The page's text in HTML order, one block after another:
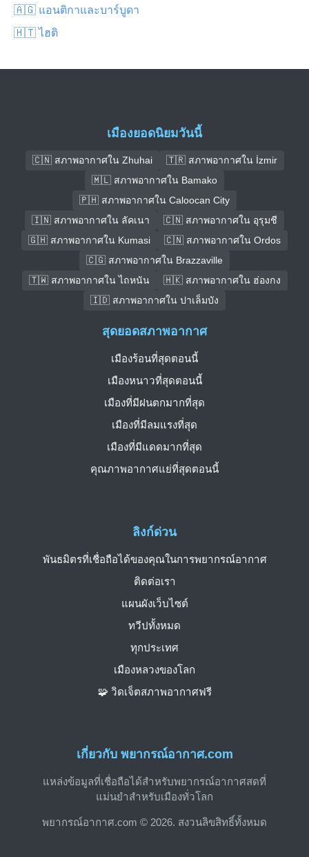
🇦🇬 แอนติกาและบาร์บูดา
🇭🇹 ไฮติ
เมืองยอดนิยมวันนี้
🇨🇳 สภาพอากาศใน Zhuhai
🇹🇷 สภาพอากาศใน İzmir
🇲🇱 สภาพอากาศใน Bamako
🇵🇭 สภาพอากาศใน Caloocan City
🇮🇳 สภาพอากาศใน ลัคเนา
🇨🇳 สภาพอากาศใน อุรุมชี
🇬🇭 สภาพอากาศใน Kumasi
🇨🇳 สภาพอากาศใน Ordos
🇨🇬 สภาพอากาศใน Brazzaville
🇹🇼 สภาพอากาศใน ไถหนัน
🇭🇰 สภาพอากาศใน ฮ่องกง
🇮🇩 สภาพอากาศใน ปาเล็มบัง
เกี่ยวกับ พยากรณ์อากาศ.com
แหล่งข้อมูลที่เชื่อถือได้สำหรับพยากรณ์อากาศสดที่
แม่นยำสำหรับเมืองทั่วโลก
พยากรณ์อากาศ.com © 2026. สงวนลิขสิทธิ์ทั้งหมด
ลิงก์ด่วน
พันธมิตรที่เชื่อถือได้ของคุณในการพยากรณ์อากาศ
ติดต่อเรา
แผนผังเว็บไซต์
ทวีปทั้งหมด
ทุกประเทศ
เมืองหลวงของโลก
🧩 วิดเจ็ตสภาพอากาศฟรี
สุดยอดสภาพอากาศ
เมืองร้อนที่สุดตอนนี้
เมืองหนาวที่สุดตอนนี้
เมืองที่มีฝนตกมากที่สุด
เมืองที่มีลมแรงที่สุด
เมืองที่มีแดดมากที่สุด
คุณภาพอากาศแย่ที่สุดตอนนี้